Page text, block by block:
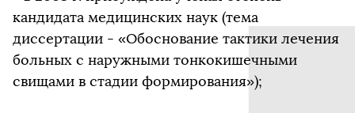
кандидата медицинских наук (тема
диссертации - «Обоснование тактики лечения
больных с наружными тонкокишечными
свищами в стадии формирования»);